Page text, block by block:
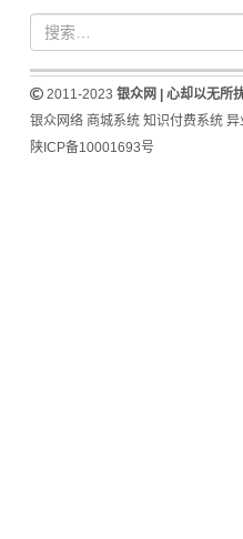
2011-2023 银众网 | 心却以无所
银众网络 商城系统 知识付费系统 异
陕ICP备10001693号